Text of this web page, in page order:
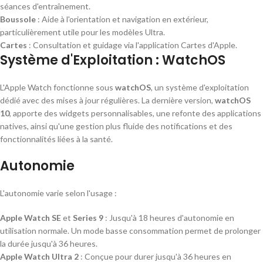
séances d'entraînement.
Boussole : Aide à l'orientation et navigation en extérieur,
particulièrement utile pour les modèles Ultra.
Cartes : Consultation et guidage via l'application Cartes d'Apple.
Système d'Exploitation : WatchOS
L'Apple Watch fonctionne sous watchOS, un système d'exploitation
dédié avec des mises à jour régulières. La dernière version, watchOS
10, apporte des widgets personnalisables, une refonte des applications
natives, ainsi qu'une gestion plus fluide des notifications et des
fonctionnalités liées à la santé.
Autonomie
L'autonomie varie selon l'usage :
Apple Watch SEet Series 9 : Jusqu'à 18 heures d'autonomie en
utilisation normale. Un mode basse consommation permet de prolonger
la durée jusqu'à 36 heures.
Apple Watch Ultra 2 : Conçue pour durer jusqu'à 36 heures en